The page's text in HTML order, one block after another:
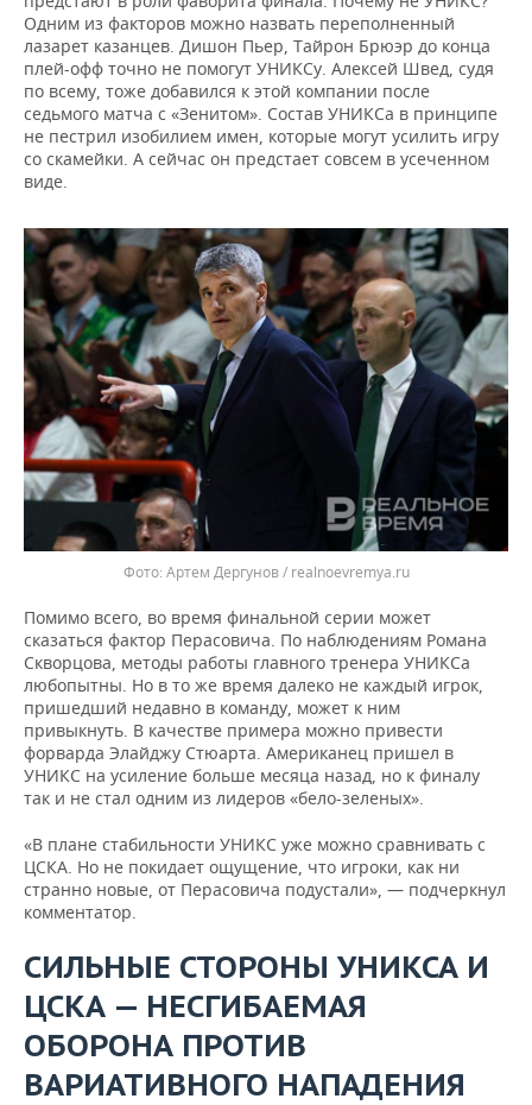
Одним из факторов можно назвать переполненный
лазарет казанцев. Дишон Пьер, Тайрон Брюэр до конца
плей-офф точно не помогут УНИКСу. Алексей Швед, судя
по всему, тоже добавился к этой компании после
седьмого матча с «Зенитом». Состав УНИКСа в принципе
не пестрил изобилием имен, которые могут усилить игру
со скамейки. А сейчас он предстает совсем в усеченном
виде.
Артем Дергунов / realnoevremya.ru
Помимо всего, во время финальной серии может
сказаться фактор Перасовича. По наблюдениям Романа
Скворцова, методы работы главного тренера УНИКСа
любопытны. Но в то же время далеко не каждый игрок,
пришедший недавно в команду, может к ним
привыкнуть. В качестве примера можно привести
форварда Элайджу Стюарта. Американец пришел в
УНИКС на усиление больше месяца назад, но к финалу
так и не стал одним из лидеров «бело-зеленых».
«В плане стабильности УНИКС уже можно сравнивать с
ЦСКА. Но не покидает ощущение, что игроки, как ни
странно новые, от Перасовича подустали», — подчеркнул
комментатор.
СИЛЬНЫЕ СТОРОНЫ УНИКСА И
ЦСКА — НЕСГИБАЕМАЯ
ОБОРОНА ПРОТИВ
ВАРИАТИВНОГО НАПАДЕНИЯ